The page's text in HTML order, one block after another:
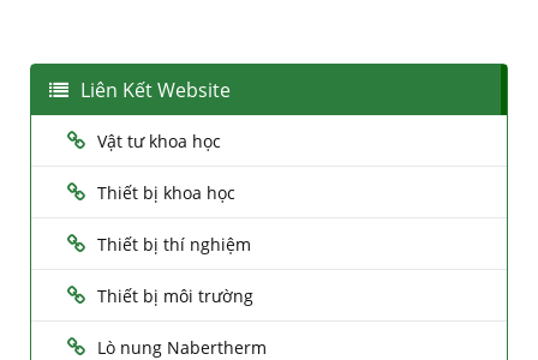
Liên Kết Website
Vật tư khoa học
Thiết bị khoa học
Thiết bị thí nghiệm
Thiết bị môi trường
Lò nung Nabertherm